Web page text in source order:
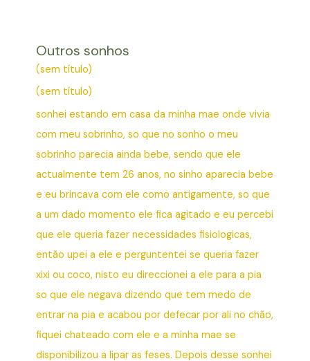
Outros sonhos
(sem título)
(sem título)
sonhei estando em casa da minha mae onde vivia
com meu sobrinho, so que no sonho o meu
sobrinho parecia ainda bebe, sendo que ele
actualmente tem 26 anos, no sinho aparecia bebe
e eu brincava com ele como antigamente, so que
a um dado momento ele fica agitado e eu percebi
que ele queria fazer necessidades fisiologicas,
então upei a ele e perguntentei se queria fazer
xixi ou coco, nisto eu direccionei a ele para a pia
so que ele negava dizendo que tem medo de
entrar na pia e acabou por defecar por ali no chão,
fiquei chateado com ele e a minha mae se
disponibilizou a lipar as feses. Depois desse sonhei